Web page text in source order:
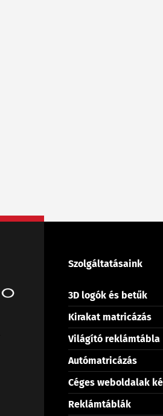
Szolgáltatásaink
3D logók és betűk
Kirakat matricázás
Világító reklámtábla
Autómatricázás
Céges weboldalak
Reklámtáblák